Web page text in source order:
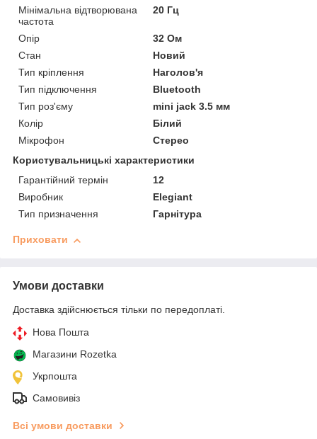
Мінімальна відтворювана
частота
20 Гц
Опір
32 Ом
Стан
Новий
Тип кріплення
Наголов'я
Тип підключення
Bluetooth
Тип роз'єму
mini jack 3.5 мм
Колір
Білий
Мікрофон
Стерео
Користувальницькі характеристики
Гарантійний термін
12
Виробник
Elegiant
Тип призначення
Гарнітура
Приховати
Умови доставки
Доставка здійснюється тільки по передоплаті.
Нова Пошта
Магазини Rozetka
Укрпошта
Самовивіз
Всі умови доставки